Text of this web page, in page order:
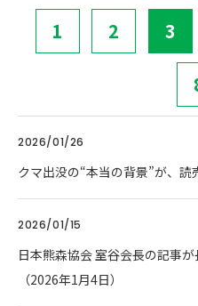
1 2 3
2026/01/26
クマ出没の“本当の背景”が、
2026/01/15
日本熊森協会 室谷会長の記事
（2026年1月4日）